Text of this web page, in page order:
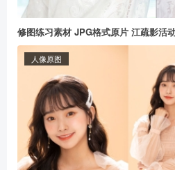
修图练习素材 JPG格式原片 江疏影活
人像原图